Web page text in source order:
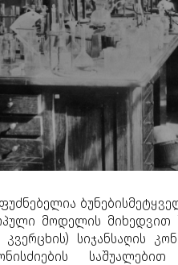
მოდელის მიხედვით
კვერცხის) სიჯანსაღის